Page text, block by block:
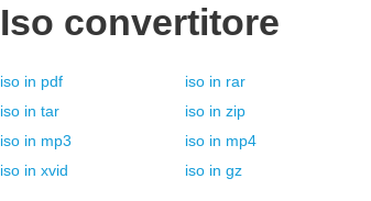
Iso convertitore
iso in pdf iso in rar
iso in tar iso in zip
iso in mp3 iso in mp4
iso in xvid iso in gz